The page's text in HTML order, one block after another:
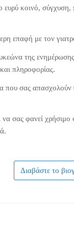
κοινό, σύγχυση,
επαφή με τον
της
πληροφορίας.
που σας απασχολούν
σας φανεί χρήσιμο
Διαβάστε το